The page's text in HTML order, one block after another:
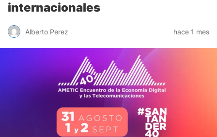
internacionales
Alberto Perez hace 1 mes